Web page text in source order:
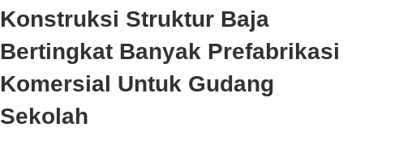
Konstruksi Struktur Baja
Bertingkat Banyak Prefabrikasi
Komersial Untuk Gudang
Sekolah